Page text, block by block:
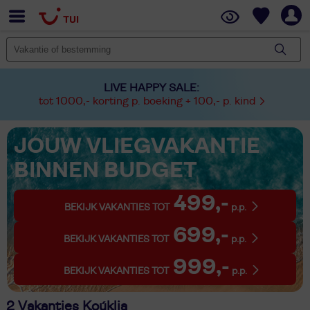
LIVE HAPPY SALE:
tot 1000,- korting p. boeking + 100,- p. kind
JOUW VLIEGVAKANTIE
BINNEN BUDGET
BEKIJK VAKANTIES TOT 499,- p.p.
BEKIJK VAKANTIES TOT 699,- p.p.
BEKIJK VAKANTIES TOT 999,- p.p.
2 Vakanties Koúklia